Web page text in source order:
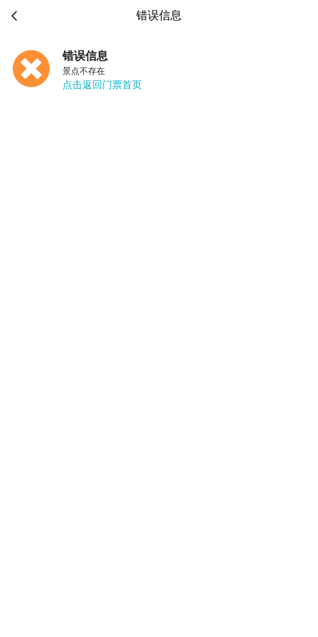
 错误信息
错误信息
景点不存在
点击返回门票首页